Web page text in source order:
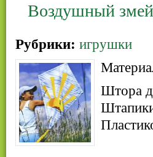
Воздушный
Рубрики: игрушки
Штора